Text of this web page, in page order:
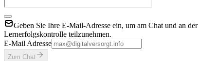
Geben Sie Ihre E-Mail-Adresse ein, um am Chat und an der
Lernerfolgskontrolle teilzunehmen.
E-Mail Adresse
Zum Chat